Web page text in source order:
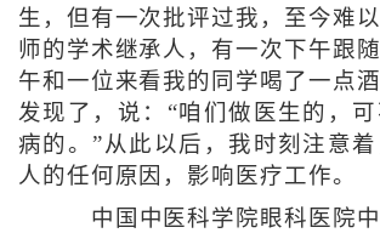
生，但有一次批评过我，至今难
师的学术继承人，有一次下午跟
午和一位来看我的同学喝了一点
发现了，说：“咱们做医生的，
病的。”从此以后，我时刻注意
人的任何原因，影响医疗工作。
中国中医科学院眼科医院